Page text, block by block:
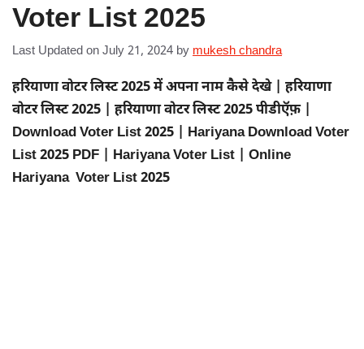
Voter List 2025
Last Updated on July 21, 2024 by mukesh chandra
हरियाणा वोटर लिस्ट 2025 में अपना नाम कैसे देखे | हरियाणा
वोटर लिस्ट 2025 | हरियाणा वोटर लिस्ट 2025 पीडीऍफ़ |
Download Voter List 2025 | Hariyana Download Voter
List 2025 PDF | Hariyana Voter List | Online
Hariyana Voter List 2025